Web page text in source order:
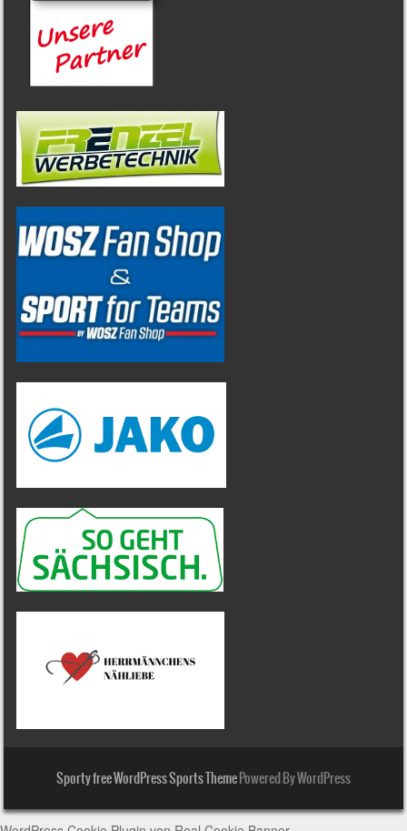
Sporty free WordPress Sports ThemePowered By WordPress